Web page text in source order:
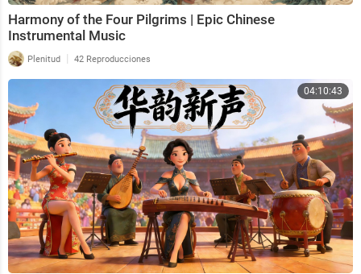
Harmony of the Four Pilgrims | Epic Chinese
Instrumental Music
Plenitud | 42 Reproducciones
04:10:43